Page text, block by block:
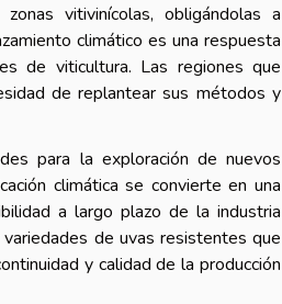
vitivinícolas, obligándolas a
climático es una respuesta
de viticultura. Las regiones que
de replantear sus métodos y
para la exploración de nuevos
climática se convierte en una
a largo plazo de la industria
de uvas resistentes que
y calidad de la producción